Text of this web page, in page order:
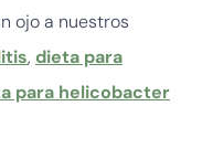
ojo a nuestros
, dieta para
para helicobacter